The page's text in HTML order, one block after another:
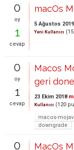
0
oy
1
cevap
macOs
5 Ağustos 2019
Yeni Kullanıcı (
0
oy
1
cevap
Macos
geri
23 Ekim 2018
Kullanıcı (120
macos-
downgrade
0
MacOs